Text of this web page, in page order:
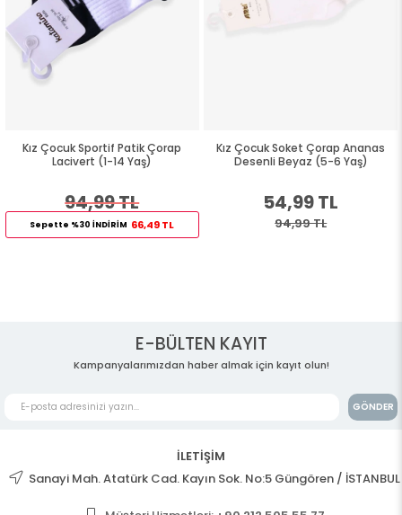
Kız Çocuk Sportif Patik Çorap
Lacivert (1-14 Yaş)
94,99 TL
Sepette %30 İNDİRİM 66,49 TL
Kız Çocuk Soket Çorap Ananas
Desenli Beyaz (5-6 Yaş)
54,99 TL
94,99 TL
E-BÜLTEN KAYIT
Kampanyalarımızdan haber almak için kayıt olun!
GÖNDER
İLETİŞİM
Sanayi Mah. Atatürk Cad. Kayın Sok. No:5 Güngören / İSTANBUL